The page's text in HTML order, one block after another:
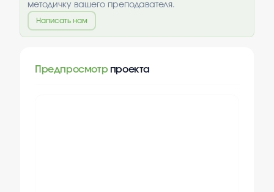
методичку вашего преподавателя.
Написать нам
Предпросмотр проекта